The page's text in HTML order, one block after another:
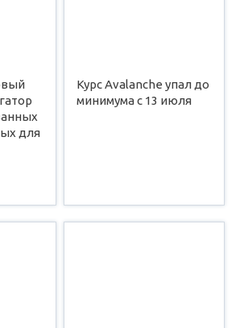
для
Курс Avalanche упал до
минимума с 13 июля